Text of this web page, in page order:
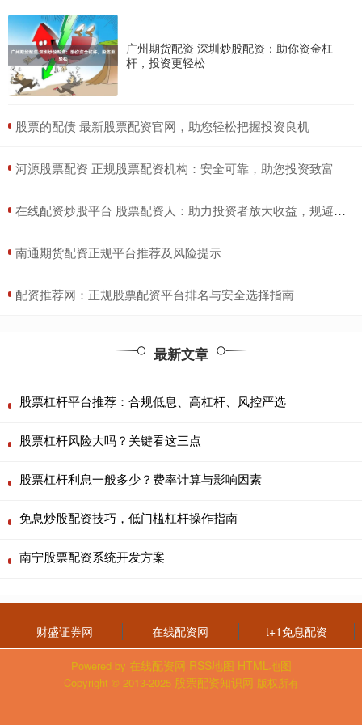
广州期货配资 深圳炒股配资：助你资金杠
杆，投资更轻松
​股票的配债 最新股票配资官网，助您轻松把握投资良机
​河源股票配资 正规股票配资机构：安全可靠，助您投资致富
​在线配资炒股平台 股票配资人：助力投资者放大收益，规避风险
​南通期货配资正规平台推荐及风险提示
​配资推荐网：正规股票配资平台排名与安全选择指南
最新文章
股票杠杆平台推荐：合规低息、高杠杆、风控严选
股票杠杆风险大吗？关键看这三点
股票杠杆利息一般多少？费率计算与影响因素
免息炒股配资技巧，低门槛杠杆操作指南
南宁股票配资系统开发方案
财盛证券网 在线配资网 t+1免息配资
Powered by 在线配资网 RSS地图 HTML地图
Copyright © 2013-2025 股票配资知识网 版权所有